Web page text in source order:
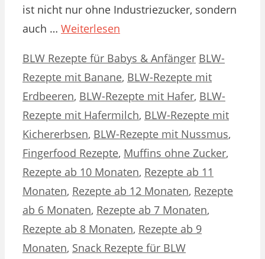
ist nicht nur ohne Industriezucker, sondern
auch … Weiterlesen
Kategorien
BLW Rezepte für Babys & Anfänger Schlagwörter
BLW-
Rezepte mit Banane, BLW-Rezepte mit
Erdbeeren, BLW-Rezepte mit Hafer, BLW-
Rezepte mit Hafermilch, BLW-Rezepte mit
Kichererbsen, BLW-Rezepte mit Nussmus,
Fingerfood Rezepte, Muffins ohne Zucker,
Rezepte ab 10 Monaten, Rezepte ab 11
Monaten, Rezepte ab 12 Monaten, Rezepte
ab 6 Monaten, Rezepte ab 7 Monaten,
Rezepte ab 8 Monaten, Rezepte ab 9
Monaten, Snack Rezepte für BLW